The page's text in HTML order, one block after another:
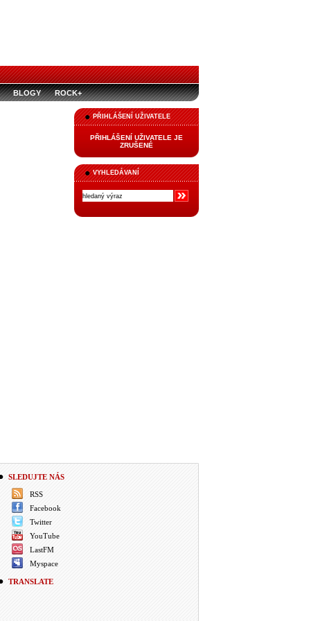
BLOGY ROCK+
PŘIHLÁŠENÍ UŽIVATELE
PŘIHLÁŠENÍ UŽIVATELE JE
ZRUŠENÉ
VYHLEDÁVANÍ
SLEDUJTE NÁS
RSS
Facebook
Twitter
YouTube
LastFM
Myspace
TRANSLATE